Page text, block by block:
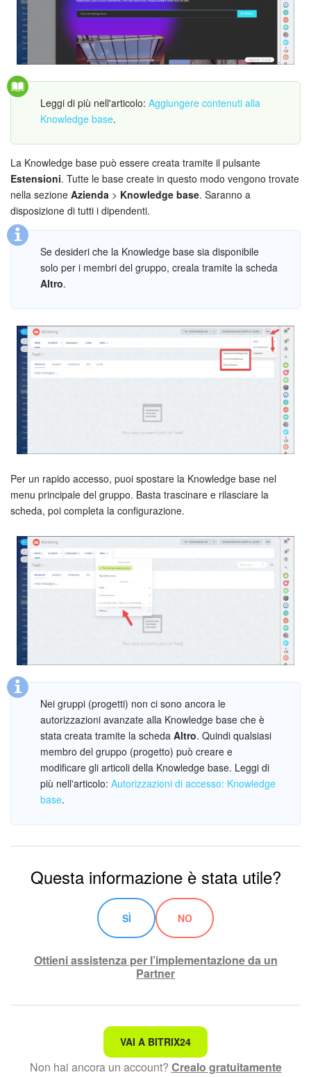
INIZIA GRATIS
Leggi di più nell'articolo: Aggiungere contenuti alla
Knowledge base.
La Knowledge base può essere creata tramite il pulsante
Estensioni. Tutte le base create in questo modo vengono trovate
nella sezione Azienda > Knowledge base. Saranno a
disposizione di tutti i dipendenti.
Se desideri che la Knowledge base sia disponibile
solo per i membri del gruppo, creala tramite la scheda
Altro.
Per un rapido accesso, puoi spostare la Knowledge base nel
menu principale del gruppo. Basta trascinare e rilasciare la
scheda, poi completa la configurazione.
Nei gruppi (progetti) non ci sono ancora le
autorizzazioni avanzate alla Knowledge base che è
stata creata tramite la scheda Altro. Quindi qualsiasi
membro del gruppo (progetto) può creare e
modificare gli articoli della Knowledge base. Leggi di
più nell'articolo: Autorizzazioni di accesso: Knowledge
base.
Questa informazione è stata utile?
SÌ NO
Ottieni assistenza per l’implementazione da un
Partner
Non è quello che sto cercando.
Testo complesso e incomprensibile
VAI A BITRIX24
Non hai ancora un account? Crealo gratuitamente